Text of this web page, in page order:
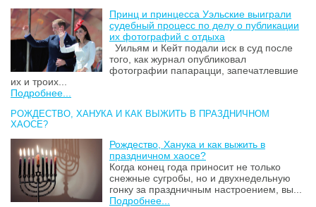
Принц и принцесса Уэльские выиграли
судебный процесс по делу о публикации
их фотографий с отдыха
Уильям и Кейт подали иск в суд после
того, как журнал опубликовал
фотографии папарацци, запечатлевшие
их и троих...
Подробнее...
РОЖДЕСТВО, ХАНУКА И КАК ВЫЖИТЬ В ПРАЗДНИЧНОМ
ХАОСЕ?
Рождество, Ханука и как выжить в
праздничном хаосе?
Когда конец года приносит не только
снежные сугробы, но и двухнедельную
гонку за праздничным настроением, вы...
Подробнее...